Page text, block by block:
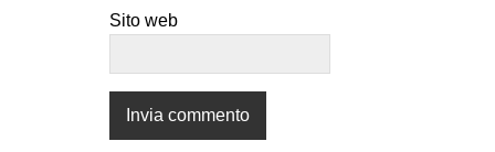
Sito web